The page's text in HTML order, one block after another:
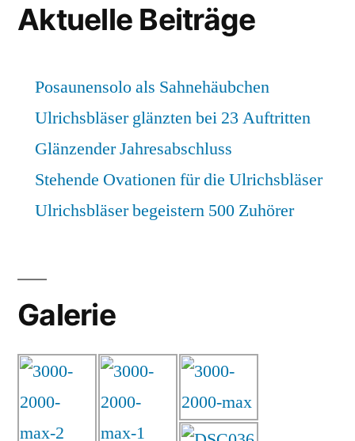
Aktuelle Beiträge
Posaunensolo als Sahnehäubchen
Ulrichsbläser glänzten bei 23 Auftritten
Glänzender Jahresabschluss
Stehende Ovationen für die Ulrichsbläser
Ulrichsbläser begeistern 500 Zuhörer
Galerie